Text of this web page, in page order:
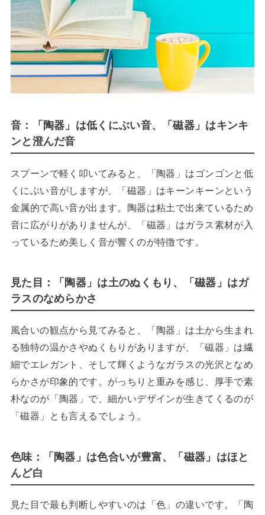
音：
「陶器」は低くにぶい音、「磁器」はキンキ
ンと澄んだ音
スプーンで軽く叩いてみると、「陶器」はゴンゴンと低
くにぶい音がしますが、「磁器」はキーンキーンという
金属的で高い音が出ます。陶器は粘土で出来ているため
音に広がりがありませんが、「磁器」はガラス素材が入
っているため美しく音が響くのが特徴です。
見た目：
「陶器」は土のぬくもり、「磁器」はガ
ラスのなめらかさ
風合いの観点から見てみると、「陶器」は土から生まれ
る独特の温かさやぬくもりがありますが、「磁器」は繊
細でエレガント、そして輝くようなガラスの光沢となめ
らかさが印象的です。がっちりと重みを感じ、厚手で素
朴なのが「陶器」で、細かいデザインが生きてくるのが
「磁器」とも言えるでしょう。
色味：
「陶器」は色合いが豊富、「磁器」はほと
んど白
見た目で最も判断しやすいのは「色」の違いです。「陶